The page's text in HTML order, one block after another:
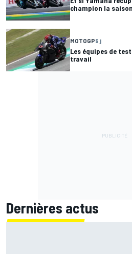
champion la
MOTOGP9 j
Les équipes de
travail
Dernières actus